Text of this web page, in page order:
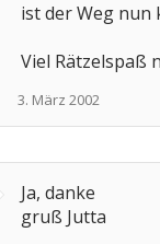
ist der Weg nun
Viel Rätzelspaß
3. März 2002
Ja, danke
gruß Jutta